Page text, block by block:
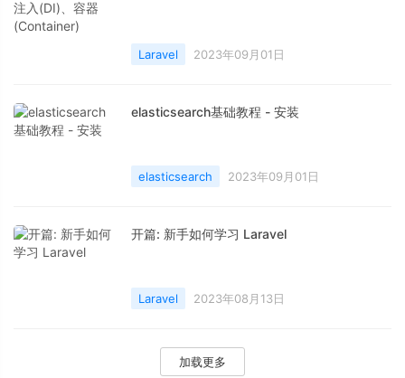
Laravel 2023年09月01日
elasticsearch基础教程 - 安装
elasticsearch 2023年09月01日
开篇: 新手如何学习 Laravel
Laravel 2023年08月13日
加载更多